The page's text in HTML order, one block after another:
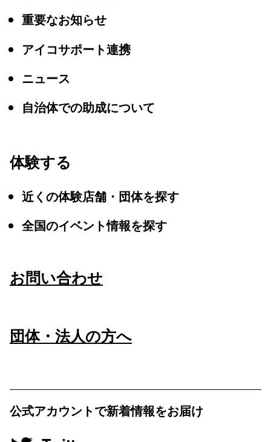
重要なお知らせ
アイコサポート連携
ニュース
自治体での助成について
体験する
近くの体験店舗・団体を探す
全国のイベント情報を探す
お問い合わせ
団体・法人の方へ
公式アカウントで新着情報をお届け